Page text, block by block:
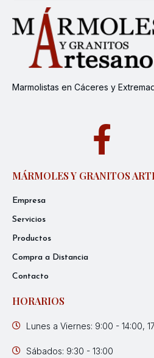
Marmolistas en Cáceres y
MÁRMOLES Y GRANITOS
Empresa
Servicios
Productos
Compra a Distancia
Contacto
HORARIOS
Lunes a Viernes: 9:00 - 14:00,
Sábados: 9:30 - 13:00